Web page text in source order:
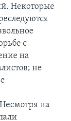
Некоторые
с
на
не
на